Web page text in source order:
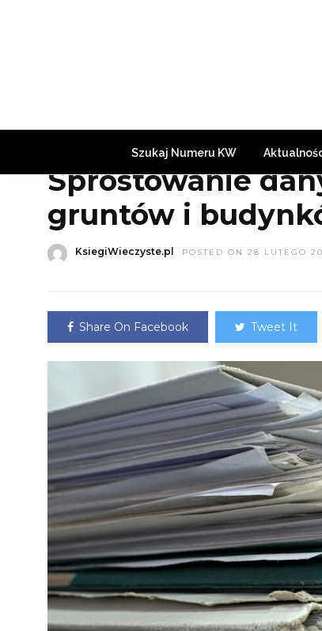
Szukaj Numeru KW
PORADY
Sprostowanie
gruntów i
KsiegiWieczyste.pl POSTED ON 28 LUTEGO
Share On Facebook Tweet It